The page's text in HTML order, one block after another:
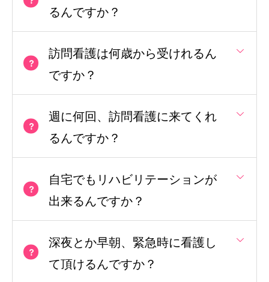
るんですか？
訪問看護は何歳から受けれるん
ですか？
週に何回、訪問看護に来てくれ
るんですか？
自宅でもリハビリテーションが
出来るんですか？
深夜とか早朝、緊急時に看護し
て頂けるんですか？